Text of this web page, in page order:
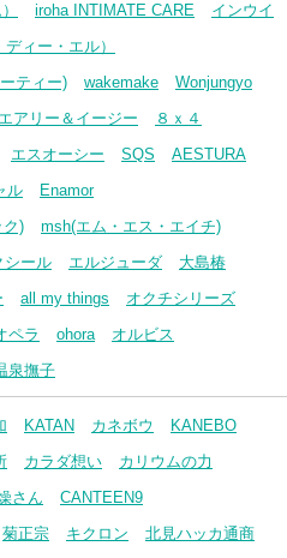
iroha INTIMATE CARE
インウイ
ィー・エル）
ティー)
wakemake
Wonjungyo
エアリー＆イージー
８ｘ４
エスオーシー SQS
AESTURA
ル
Enamor
ク)
msh(エム・エス・エイチ)
シール エルジューダ
大島椿
all my things
オクチシリーズ
ペラ ohora
オルビス
泉撫子
KATAN カネボウ
KANEBO
カラダ想い
カリウムの力
さん
CANTEEN9
菊正宗 キクロン
北見ハッカ通商